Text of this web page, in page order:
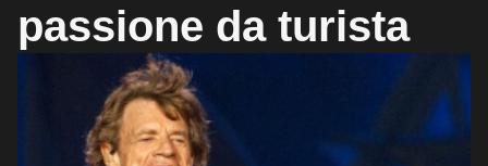
passione da turista